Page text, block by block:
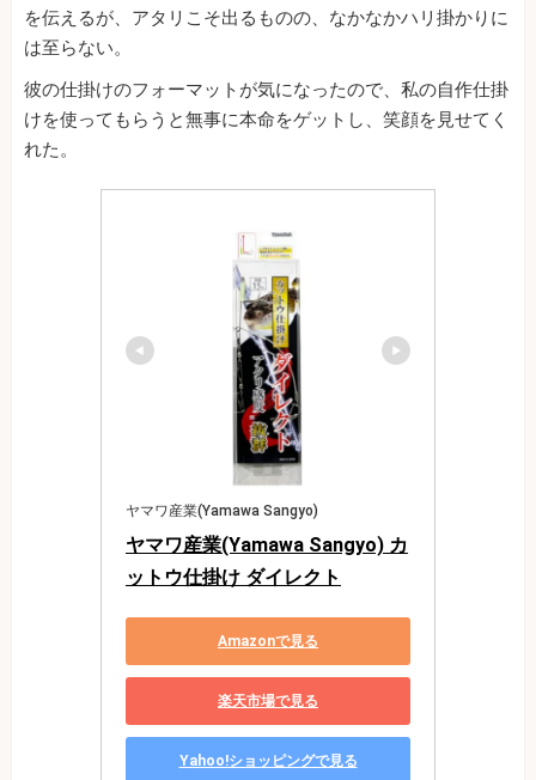
を伝えるが、アタリこそ出るものの、なかなかハリ掛かりに
は至らない。
彼の仕掛けのフォーマットが気になったので、私の自作仕掛
けを使ってもらうと無事に本命をゲットし、笑顔を見せてく
れた。
ヤマワ産業(Yamawa Sangyo)
ヤマワ産業(Yamawa Sangyo) カ
ットウ仕掛け ダイレクト
Amazonで見る
楽天市場で見る
Yahoo!ショッピングで見る